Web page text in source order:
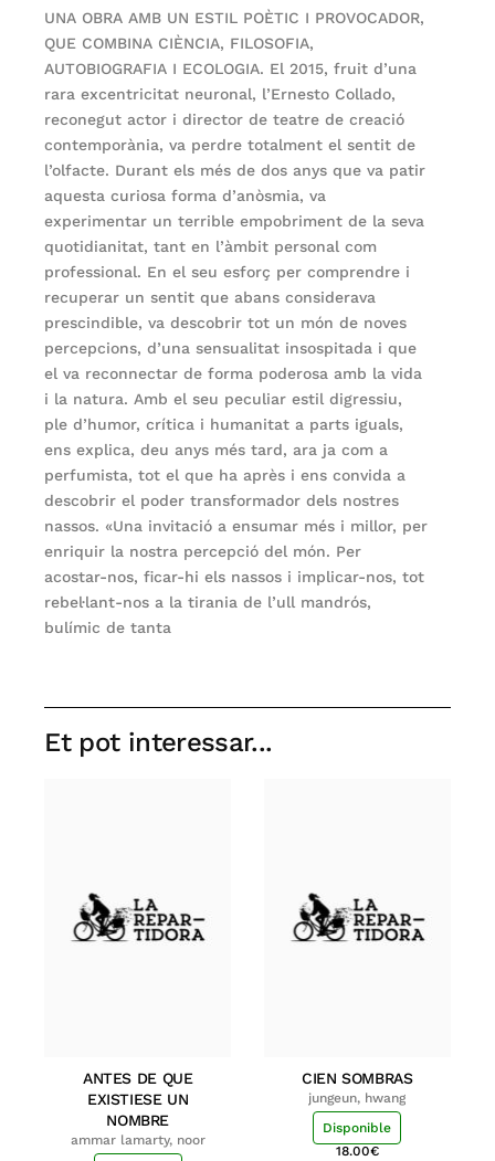
UNA OBRA AMB UN ESTIL POÈTIC I PROVOCADOR,
QUE COMBINA CIÈNCIA, FILOSOFIA,
AUTOBIOGRAFIA I ECOLOGIA. El 2015, fruit d’una
rara excentricitat neuronal, l’Ernesto Collado,
reconegut actor i director de teatre de creació
contemporània, va perdre totalment el sentit de
l’olfacte. Durant els més de dos anys que va patir
aquesta curiosa forma d’anòsmia, va
experimentar un terrible empobriment de la seva
quotidianitat, tant en l’àmbit personal com
professional. En el seu esforç per comprendre i
recuperar un sentit que abans considerava
prescindible, va descobrir tot un món de noves
percepcions, d’una sensualitat insospitada i que
el va reconnectar de forma poderosa amb la vida
i la natura. Amb el seu peculiar estil digressiu,
ple d’humor, crítica i humanitat a parts iguals,
ens explica, deu anys més tard, ara ja com a
perfumista, tot el que ha après i ens convida a
descobrir el poder transformador dels nostres
nassos. «Una invitació a ensumar més i millor, per
enriquir la nostra percepció del món. Per
acostar-nos, ficar-hi els nassos i implicar-nos, tot
rebel·lant-nos a la tirania de l’ull mandrós,
bulímic de tanta
Et pot interessar...
ANTES DE QUE
EXISTIESE UN
NOMBRE
ammar lamarty, noor
CIEN SOMBRAS
jungeun, hwang
Disponible
18.00€